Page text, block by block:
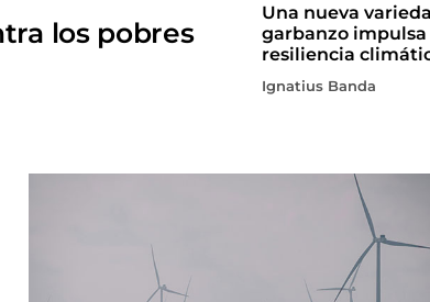
los pobres
Una nueva
garbanzo impulsa
resiliencia
Ignatius Banda